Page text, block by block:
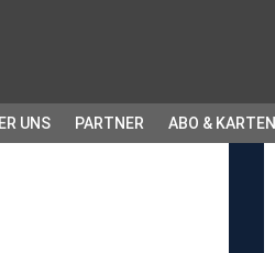
UNS PARTNER ABO & KARTEN